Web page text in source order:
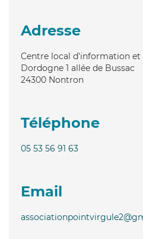
Adresse
Centre local d'information
Dordogne 1 allée de Bussac
24300 Nontron
Téléphone
05 53 56 91 63
Email